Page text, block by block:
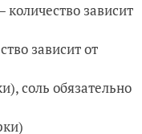
зависит
зависит от
соль обязательно